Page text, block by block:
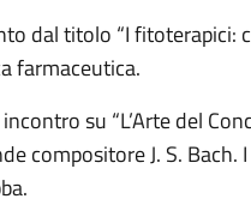
dal titolo “I fitoterapici:
farmaceutica.
su “L’Arte del
compositore J. S.